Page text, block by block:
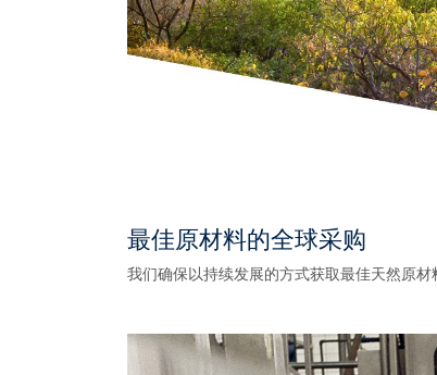
最佳原材料的全球采购
我们确保以持续发展的方式获取最佳天然原